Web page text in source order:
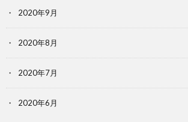
2020年9月
2020年8月
2020年7月
2020年6月